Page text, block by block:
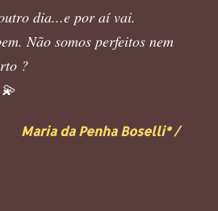
dia...e por aí vai.
Não somos perfeitos nem
?
Maria da Penha Boselli* /